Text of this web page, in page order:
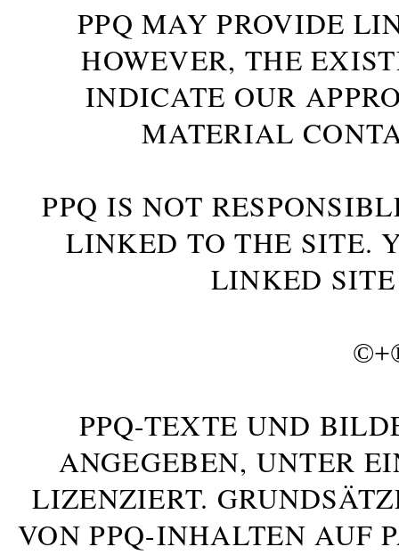
PPQ MAY PROVIDE
HOWEVER, THE
INDICATE OUR
MATERIAL
PPQ IS NOT
LINKED TO THE SITE.
LINKED
©+
PPQ-TEXTE UND
ANGEGEBEN, UNTER
LIZENZIERT.
VON PPQ-INHALTEN AUF